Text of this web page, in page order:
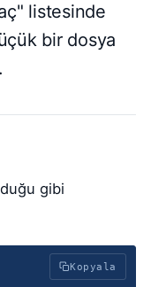
listesinde
bir dosya
gibi
Kopyala